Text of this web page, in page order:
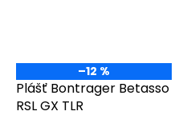
–12 %
Plášť Bontrager Betasso
RSL GX TLR